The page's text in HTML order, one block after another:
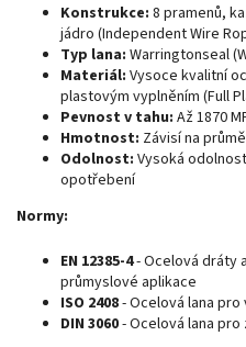
Konstrukce: 8 pramenů,
jádro (Independent Wire
Typ lana: Warringtonseal
Materiál: Vysoce kvalitní
plastovým vyplněním (Full
Pevnost v tahu: Až 1870
Hmotnost: Závisí na
Odolnost: Vysoká
opotřebení
Normy:
EN 12385-4- Ocelová dráty
průmyslové aplikace
ISO 2408- Ocelová lana
DIN 3060- Ocelová lana